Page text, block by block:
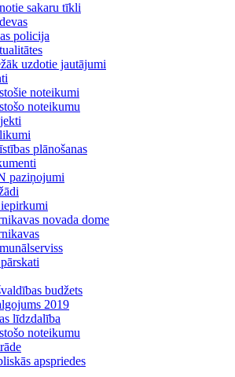
sakaru tīkli
policija
uzdotie jautājumi
noteikumi
noteikumu
plānošanas
paziņojumi
novada dome
budžets
2019
līdzdalība
noteikumu
apspriedes